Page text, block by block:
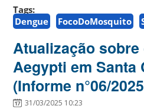
Tags:
Dengue
FocoDoMosquito
Atualização sobre
Aegypti em Santa
(Informe n°06/
31/03/2025 10:23